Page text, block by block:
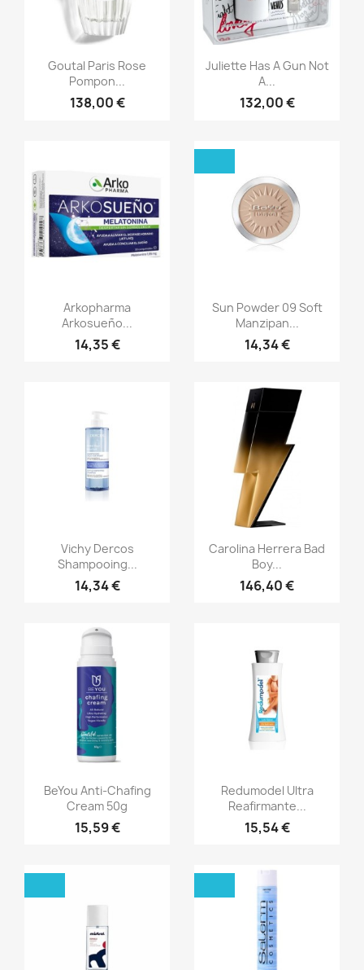
Aperçu rapide
Goutal Paris Rose
Pompon...
138,00 €
Aperçu rapide
Juliette Has A Gun Not
A...
132,00 €
Aperçu rapide
Arkopharma
Arkosueño...
14,35 €
Aperçu rapide
Sun Powder 09 Soft
Manzipan...
14,34 €
Aperçu rapide
Vichy Dercos
Shampooing...
14,34 €
Aperçu rapide
Carolina Herrera Bad
Boy...
146,40 €
Aperçu rapide
BeYou Anti-Chafing
Cream 50g
15,59 €
Aperçu rapide
Redumodel Ultra
Reafirmante...
15,54 €